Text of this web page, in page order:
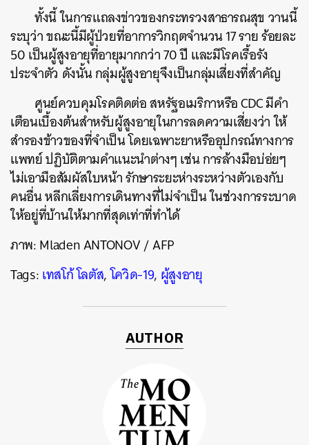
ทั้งนี้ ในการแถลงข่าวของกระทรวงสาธารณสุข วานนี้
ระบุว่า ขณะนี้มีผู้ป่วยที่อาการวิกฤตจำนวน 17 ราย ร้อยละ
50 เป็นผู้สูงอายุที่อายุมากกว่า 70 ปี และมีโรคเรื้อรัง
ประจำตัว ดังนั้น กลุ่มผู้สูงอายุจึงเป็นกลุ่มเสี่ยงที่สำคัญ
ศูนย์ควบคุมโรคติดต่อ สหรัฐอเมริกาหรือ CDC มีคำ
เตือนเบื้องต้นสำหรับผู้สูงอายุในการลดความเสี่ยงว่า ให้
สำรองข้าวของที่จำเป็น โดยเฉพาะยาหรืออุปกรณ์ทางการ
แพทย์ ปฏิบัติตามคำแนะนำต่างๆ เช่น การล้างมือบ่อ่ยๆ
ไม่เอามือสัมผัสใบหน้า รักษาระยะห่างระหว่างตัวเองกับ
คนอื่น หลีกเลี่ยงการเดินทางที่ไม่จำเป็น ในช่วงการระบาด
ให้อยู่ที่บ้านให้มากที่สุดเท่าที่ทำได้
ภาพ:Mladen ANTONOV / AFP
Tags:เทสโก้ โลตัส,โควิด-19, ผู้สูงอายุ
AUTHOR
TWEET LINE